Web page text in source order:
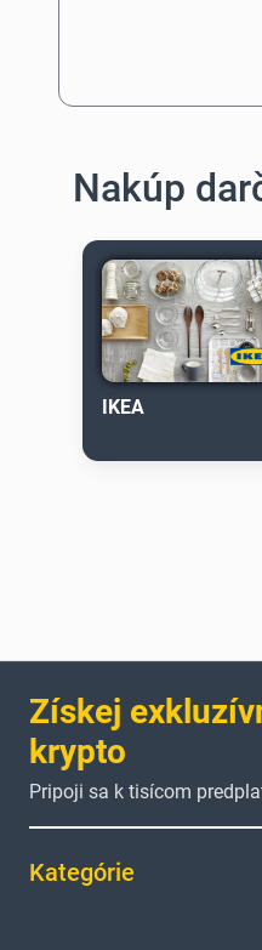
Nakúp
IKEA
Získej
krypto
Pripoji sa k tisícom
Kategórie